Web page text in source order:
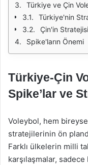
Türkiye ve Çin
Türkiye'nin
Çin'in Stratejisi
Spike'ların Önemi
Türkiye-Çin
Spike’lar ve
Voleybol, hem
stratejilerinin ön
Farklı ülkelerin milli
karşılaşmalar,